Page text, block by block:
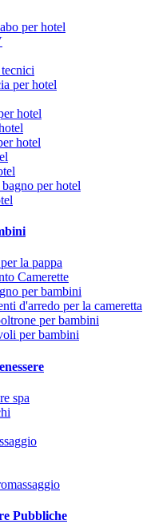
per hotel
per hotel
hotel
hotel
per hotel
la pappa
Camerette
per bambini
d'arredo per la cameretta
per bambini
per bambini
spa
Pubbliche